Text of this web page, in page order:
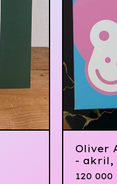
Oliver
- akril,
120 000